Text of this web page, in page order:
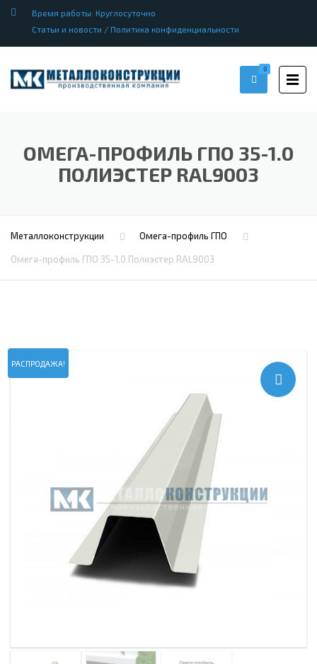
Время работы: Круглосуточно
Статьи и новости / Политика конфиденциальности
0
ОМЕГА-ПРОФИЛЬ ГПО 35-1.0
ПОЛИЭСТЕР RAL9003
Металлоконструкции Омега-профиль ГПО
Омега-профиль ГПО 35-1.0 Полиэстер RAL9003
РАСПРОДАЖА!